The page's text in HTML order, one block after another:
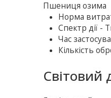
Пшениця озима
Норма
Спектр дії -
Час
Кількість
Світовий